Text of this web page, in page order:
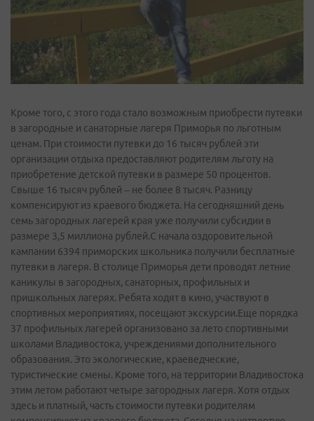
Кроме того, с этого года стало возможным приобрести путевки
в загородные и санаторные лагеря Приморья по льготным
ценам. При стоимости путевки до 16 тысяч рублей эти
организации отдыха предоставляют родителям льготу на
приобретение детской путевки в размере 50 процентов.
Свыше 16 тысяч рублей – не более 8 тысяч. Разницу
компенсируют из краевого бюджета. На сегодняшний день
семь загородных лагерей края уже получили субсидии в
размере 3,5 миллиона рублей.С начала оздоровительной
кампании 6394 приморских школьника получили бесплатные
путевки в лагеря. В столице Приморья дети проводят летние
каникулы в загородных, санаторных, профильных и
пришкольных лагерях. Ребята ходят в кино, участвуют в
спортивных мероприятиях, посещают экскурсии.Еще порядка
37 профильных лагерей организовано за лето спортивными
школами Владивостока, учреждениями дополнительного
образования. Это экологические, краеведческие,
туристические смены. Кроме того, на территории Владивостока
этим летом работают четыре загородных лагеря. Хотя отдых
здесь и платный, часть стоимости путевки родителям